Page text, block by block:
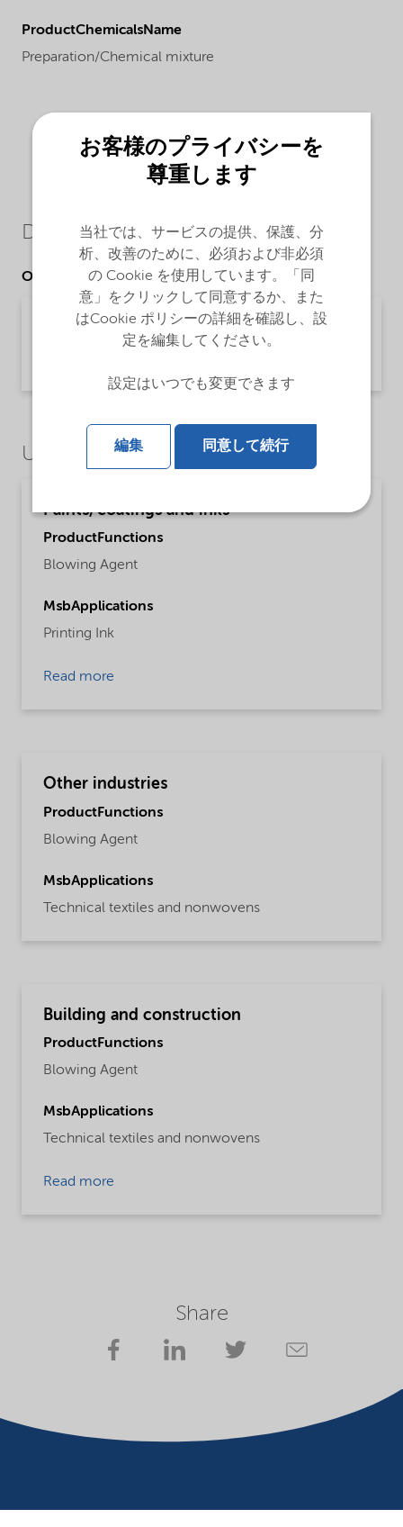
ProductChemicalsName
Preparation/Chemical mixture
Downloads
Other Documents
Technical Data Sheet Expancel 053 WU 40 -
Global (English)
Use Cases
Paints, coatings and inks
ProductFunctions
Blowing Agent
MsbApplications
Printing Ink
Read more
Other industries
ProductFunctions
Blowing Agent
MsbApplications
Technical textiles and nonwovens
Building and construction
ProductFunctions
Blowing Agent
MsbApplications
Technical textiles and nonwovens
Read more
Share
お客様のプライバシーを
尊重します
当社では、サービスの提供、保護、分
析、改善のために、必須および非必須
の Cookie を使用しています。「同
意」をクリックして同意するか、また
はCookie ポリシーの詳細を確認し、設
定を編集してください。
設定はいつでも変更できます
編集 同意して続行